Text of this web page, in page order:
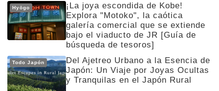
Hyōgo
¡La joya escondida de Kobe!
Explora "Motoko", la caótica
galería comercial que se extiende
bajo el viaducto de JR [Guía de
búsqueda de tesoros]
Todo Japón
Del Ajetreo Urbano a la Esencia de
Japón: Un Viaje por Joyas Ocultas
y Tranquilas en el Japón Rural